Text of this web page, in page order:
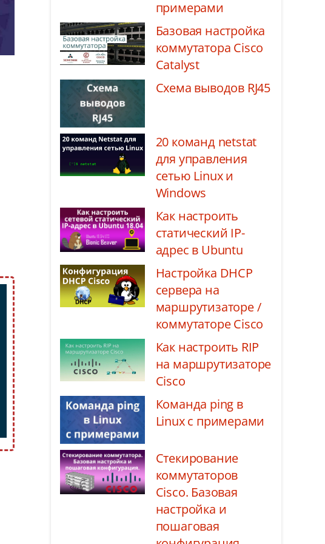
примерами
Базовая настройка
коммутатора Cisco
Catalyst
Схема выводов RJ45
20 команд netstat
для управления
сетью Linux и
Windows
Как настроить
статический IP-
адрес в Ubuntu
Настройка DHCP
сервера на
маршрутизаторе /
коммутаторе Cisco
Как настроить RIP
на маршрутизаторе
Cisco
Команда ping в
Linux с примерами
Стекирование
коммутаторов
Cisco. Базовая
настройка и
пошаговая